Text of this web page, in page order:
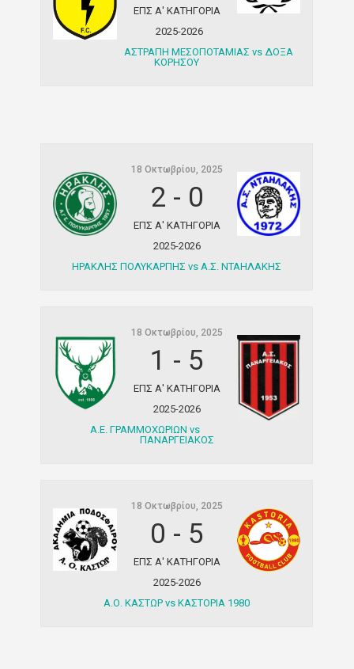
ΕΠΣ Α' ΚΑΤΗΓΟΡΙΑ
2025-2026
ΑΣΤΡΑΠΗ ΜΕΣΟΠΟΤΑΜΙΑΣ vs ΔΟΞΑ
ΚΟΡΗΣΟΥ
18 Οκτωβρίου, 2025
2 - 0
ΕΠΣ Α' ΚΑΤΗΓΟΡΙΑ
2025-2026
ΗΡΑΚΛΗΣ ΠΟΛΥΚΑΡΠΗΣ vs Α.Σ. ΝΤΑΗΛΑΚΗΣ
18 Οκτωβρίου, 2025
1 - 5
ΕΠΣ Α' ΚΑΤΗΓΟΡΙΑ
2025-2026
Α.Ε. ΓΡΑΜΜΟΧΩΡΙΩΝ vs
ΠΑΝΑΡΓΕΙΑΚΟΣ
18 Οκτωβρίου, 2025
0 - 5
ΕΠΣ Α' ΚΑΤΗΓΟΡΙΑ
2025-2026
Α.Ο. ΚΑΣΤΩΡ vs ΚΑΣΤΟΡΙΑ 1980